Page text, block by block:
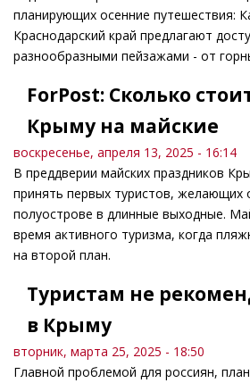
планирующих осенние путешествия:
Краснодарский край предлагают
разнообразными пейзажами - от
ForPost: Сколько
Крыму на майские
воскресенье, апреля 13, 2025 - 16:14
В преддверии майских праздников
принять первых туристов, желающих
полуострове в длинные выходные.
время активного туризма, когда
на второй план.
Туристам не
в Крыму
вторник, марта 25, 2025 - 18:50
Главной проблемой для россиян,